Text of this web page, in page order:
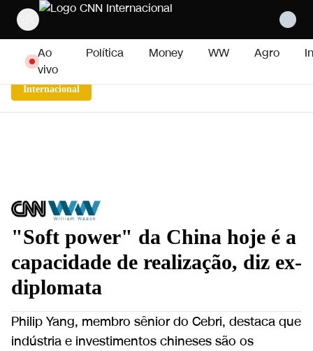
Pular para o conteúdo
Ao
vivo
Política Money WW Agro
Internacional
"Soft power" da China hoje é a
capacidade de realização, diz ex-
diplomata
Philip Yang, membro sênior do Cebri, destaca que
indústria e investimentos chineses são os